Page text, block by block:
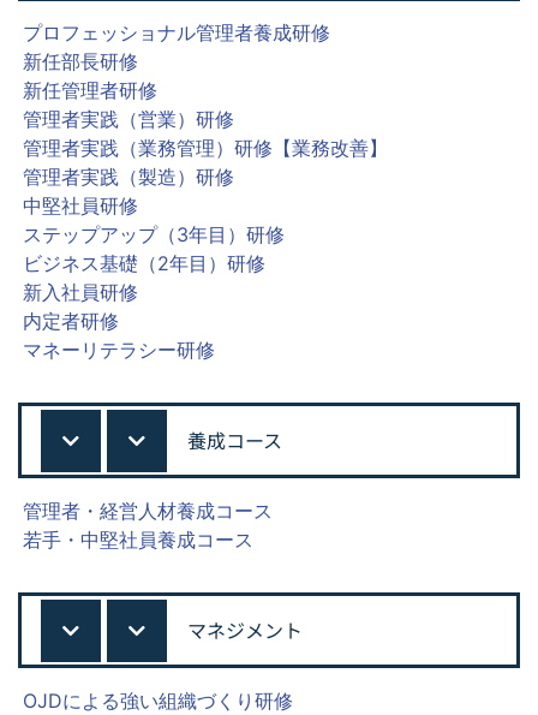
プロフェッショナル管理者養成研修
新任部長研修
新任管理者研修
管理者実践（営業）研修
管理者実践（業務管理）研修【業務改善】
管理者実践（製造）研修
中堅社員研修
ステップアップ（3年目）研修
ビジネス基礎（2年目）研修
新入社員研修
内定者研修
マネーリテラシー研修
養成コース
管理者・経営人材養成コース
若手・中堅社員養成コース
マネジメント
OJDによる強い組織づくり研修